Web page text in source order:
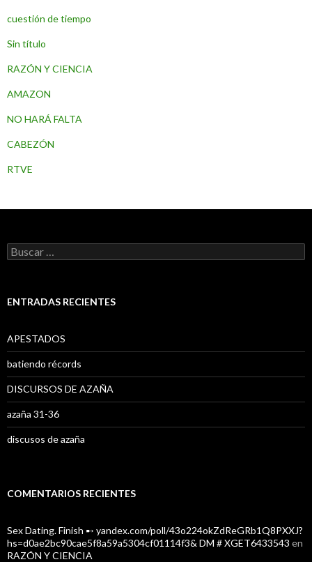
cuestión de tiempo
Sin título
RAZÓN Y CIENCIA
AMAZON
NO HARÁ FALTA
CABEZÓN
RTVE
B
u
a
ENTRADAS RECIENTES
APESTADOS
batiendo récords
DISCURSOS DE AZAÑA
azaña 31-36
discusos de azaña
COMENTARIOS RECIENTES
Sex Dating. Finish ➸ yandex.com/poll/43o224okZdReGRb1Q8PXXJ?
hs=d0ae2bc90cae5f8a59a5304cf01114f3& DM # XGET6433543 en
RAZÓN Y CIENCIA